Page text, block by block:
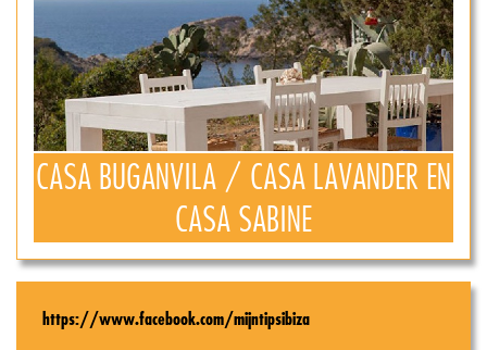
CASA BUGANVILA / CASA LAVANDER EN
CASA SABINE
https://www.facebook.com/mijntipsibiza